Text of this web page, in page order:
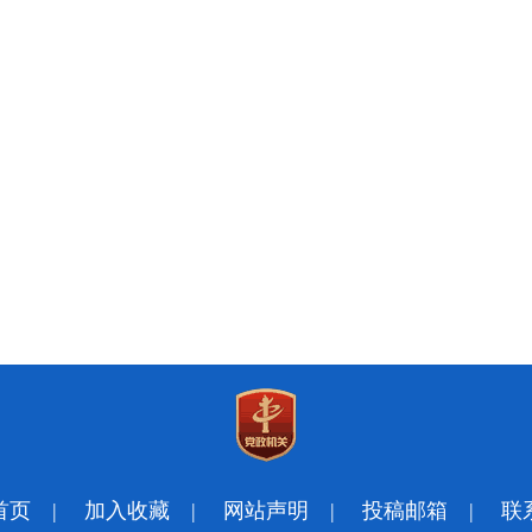
页 | 加入收藏 | 网站声明 | 投稿邮箱 | 联